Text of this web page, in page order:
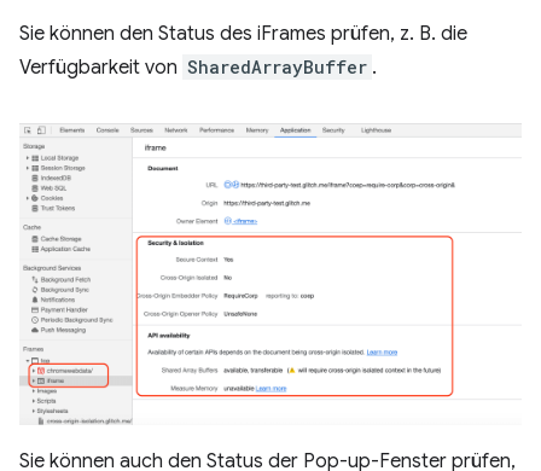
Sie können den Status des iFrames prüfen, z. B. die
Verfügbarkeit von SharedArrayBuffer .
Sie können auch den Status der Pop-up-Fenster prüfen,